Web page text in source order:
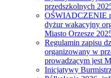
przedszkolnych
OŚWIADCZENIE
dyżur wakacyjny
Miasto Orzesze
Regulamin zapisu
organizowany w
prowadzącym jest
Inicjatywy